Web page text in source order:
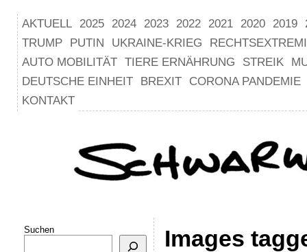
AKTUELL 2025 2024 2023 2022 2021 2020 2019
TRUMP
PUTIN UKRAINE-KRIEG
AUTO MOBILITÄT TIERE ERNÄHRUNG STREIK
DEUTSCHE EINHEIT
BREXIT
CORONA PANDEMIE
KONTAKT
Suchen Images